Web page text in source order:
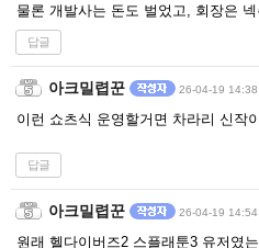
물론 개발사는 돈도 벌었고, 회장은
답글
아크밀렵꾼 26-04-19 14:38
이런 쇼츠식 운영할거면 차라리 신작
답글
아크밀렵꾼 26-04-19 14:54
원래 헬다이버즈2 스플래툰3 유저였